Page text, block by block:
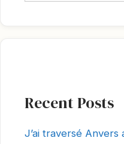
Recent Posts
J’ai traversé Anvers